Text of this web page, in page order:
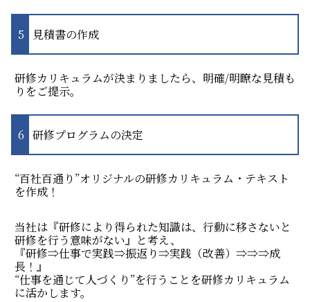
見積書の作成
研修カリキュラムが決まりましたら、明確/明瞭な見積も
りをご提示。
研修プログラムの決定
“百社百通り”オリジナルの研修カリキュラム・テキスト
を作成！
当社は『研修により得られた知識は、行動に移さないと
研修を行う意味がない』と考え、
『研修⇒仕事で実践⇒振返り⇒実践（改善）⇒⇒⇒成
長！』
“仕事を通じて人づくり”を行うことを研修カリキュラム
に活かします。